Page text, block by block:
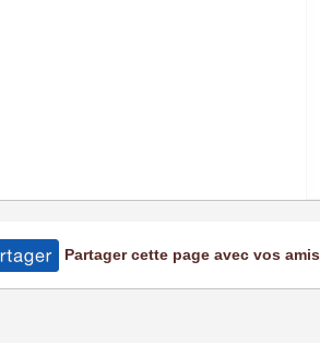
Partager cette page avec vos